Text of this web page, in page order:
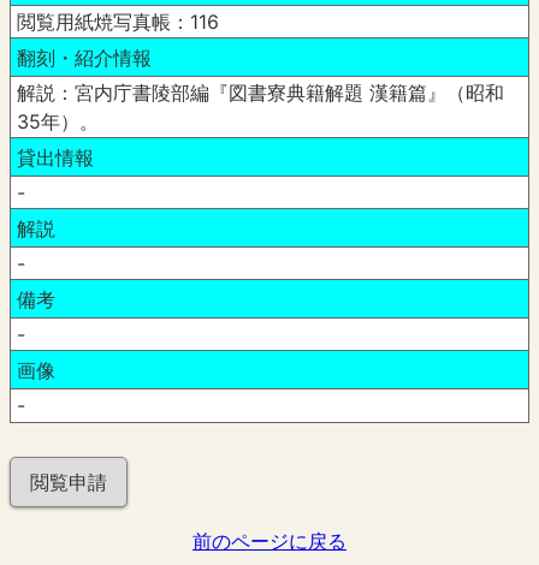
閲覧用紙焼写真帳：116
翻刻・紹介情報
解説：宮内庁書陵部編『図書寮典籍解題 漢籍篇』（昭和
35年）。
貸出情報
-
解説
-
備考
-
画像
-
閲覧申請
前のページに戻る